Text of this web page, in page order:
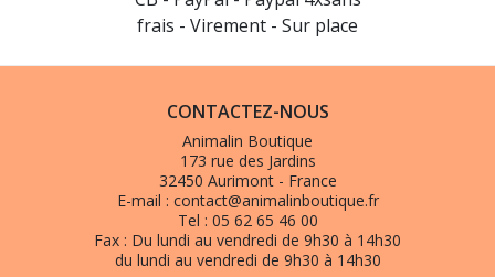
frais - Virement - Sur place
CONTACTEZ-NOUS
Animalin Boutique
173 rue des Jardins
32450 Aurimont - France
E-mail : contact@animalinboutique.fr
Tel : 05 62 65 46 00
Fax : Du lundi au vendredi de 9h30 à 14h30
du lundi au vendredi de 9h30 à 14h30